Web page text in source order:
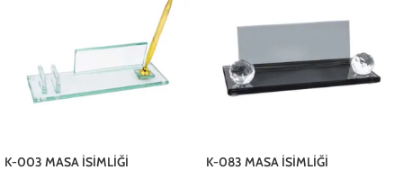
K-003 MASA İSİMLİĞİ K-083 MASA İSİMLİĞİ